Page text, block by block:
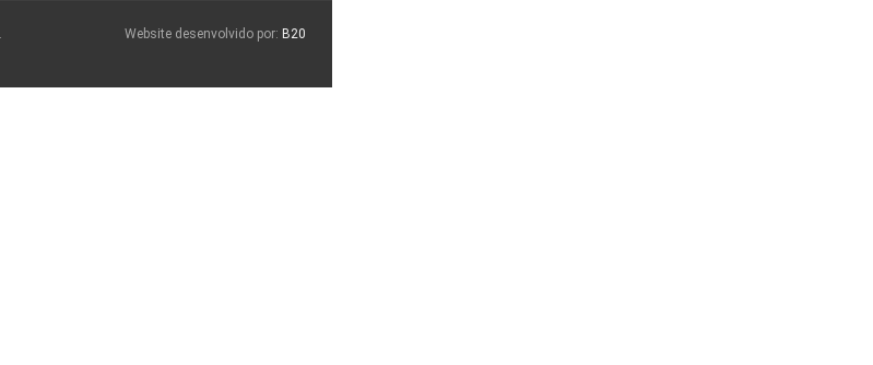
Website desenvolvido por: B20